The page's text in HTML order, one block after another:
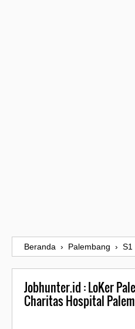
Beranda › Palembang › S1
Jobhunter.id : LoKer
Charitas Hospital